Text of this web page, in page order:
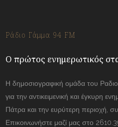
Ράδιο Γάμμα 94 FM
Ο πρώτος ενημερωτικός
Η δημοσιογραφική ομάδα του Ραδιο
για την αντικειμενική και έγκυρη
Πάτρα και την ευρύτερη περιοχή,
Επικοινωνήστε μαζί μας στο